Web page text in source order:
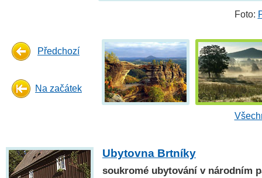
Foto:
Předchozí
Na začátek
Ubytovna Brtníky
soukromé ubytování v národním